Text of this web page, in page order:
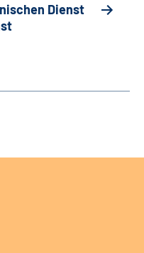
Dienst